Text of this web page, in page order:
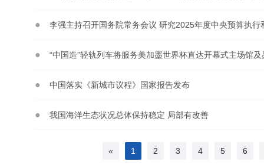
李强主持召开国务院常务会议 研究2025年度中央预算执
“中国造”轻轨列车将服务美加墨世界杯直达开幕式主场馆
中国落实《新城市议程》国家报告发布
我国海洋生态状况总体保持稳定 局部有改善
« 1 2 3 4 5 6